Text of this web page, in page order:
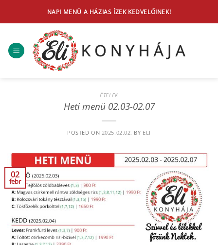
NAPI MENÜ A HÁZIAS ÍZEK KEDVELŐINEK!
ÉTELEK
Heti menü 02.03-02.07
POSTED ON 2025.02.02. BY ELI
02
febr